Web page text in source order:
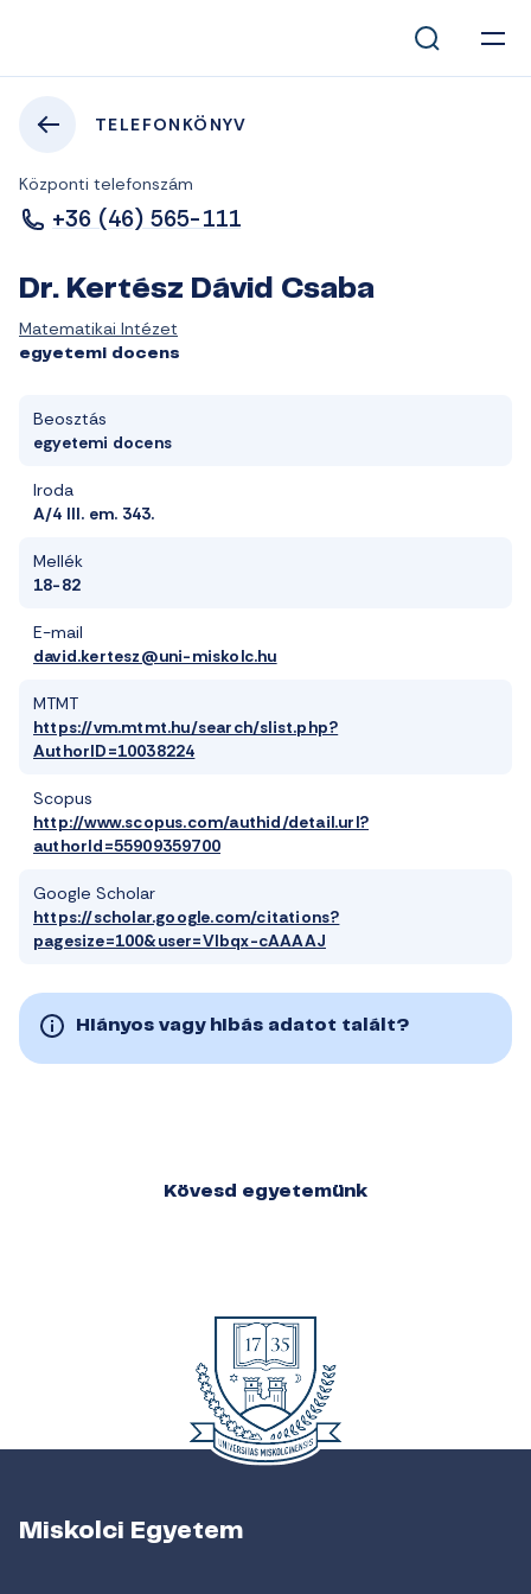
TELEFONKÖNYV
Központi telefonszám
+36 (46) 565-111
Dr. Kertész Dávid Csaba
Matematikai Intézet
egyetemi docens
Beosztás
egyetemi docens
Iroda
A/4 III. em. 343.
Mellék
18-82
E-mail
david.kertesz@uni-miskolc.hu
MTMT
https://vm.mtmt.hu/search/slist.php?
AuthorID=10038224
Scopus
http://www.scopus.com/authid/detail.url?
authorId=55909359700
Google Scholar
https://scholar.google.com/citations?
pagesize=100&user=VIbqx-cAAAAJ
Hiányos vagy hibás adatot talált?
Kövesd egyetemünk
Miskolci Egyetem